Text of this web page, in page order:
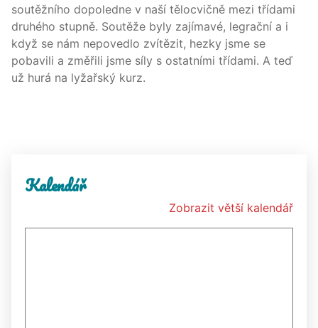
soutěžního dopoledne v naší tělocvičně mezi třídami
druhého stupně. Soutěže byly zajímavé, legrační a i
když se nám nepovedlo zvítězit, hezky jsme se
pobavili a změřili jsme síly s ostatními třídami. A teď
už hurá na lyžařský kurz.
Kalendář
Zobrazit větší kalendář